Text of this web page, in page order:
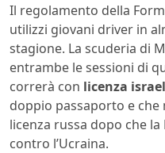
Il regolamento della
utilizzi giovani driver in
stagione. La scuderia di
entrambe le sessioni di
correrà con licenza
doppio passaporto e
licenza russa dopo che
contro l’Ucraina.